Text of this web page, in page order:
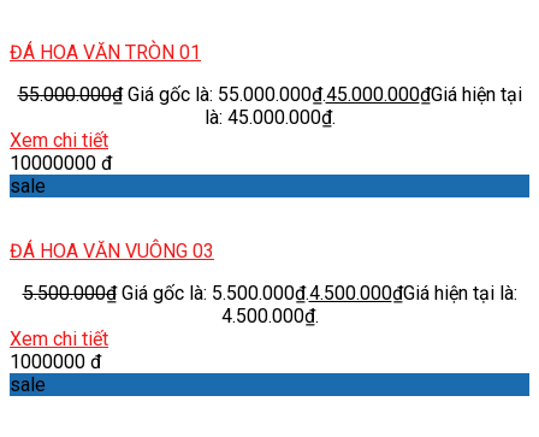
ĐÁ HOA VĂN TRÒN 01
55.000.000₫ Giá gốc là: 55.000.000₫.45.000.000₫Giá hiện tại
là: 45.000.000₫.
Xem chi tiết
10000000 đ
sale
ĐÁ HOA VĂN VUÔNG 03
5.500.000₫ Giá gốc là: 5.500.000₫.4.500.000₫Giá hiện tại là:
4.500.000₫.
Xem chi tiết
1000000 đ
sale